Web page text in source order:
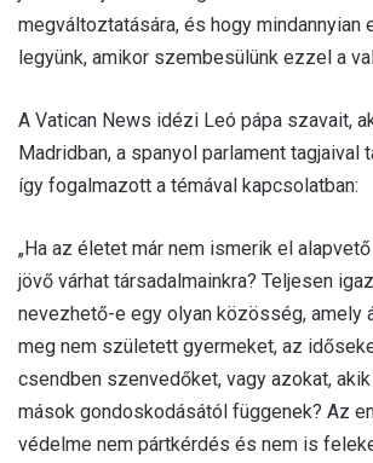
megváltoztatására, és hogy mindannyian
legyünk, amikor szembesülünk ezzel a
A Vatican News idézi Leó pápa szavait,
Madridban, a spanyol parlament tagjaival
így fogalmazott a témával kapcsolatban:
„Ha az életet már nem ismerik el
jövő várhat társadalmainkra? Teljesen
nevezhető-e egy olyan közösség, amely
meg nem született gyermeket, az
csendben szenvedőket, vagy azokat,
mások gondoskodásától függenek? Az
védelme nem pártkérdés és nem is